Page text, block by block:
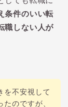
条件のいい転
職しない人が
を不安視して
のですが、